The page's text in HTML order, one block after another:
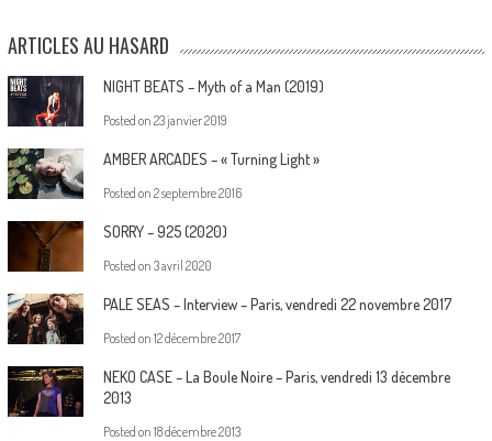
ARTICLES AU HASARD
NIGHT BEATS – Myth of a Man (2019)
Posted on 23 janvier 2019
AMBER ARCADES – « Turning Light »
Posted on 2 septembre 2016
SORRY – 925 (2020)
Posted on 3 avril 2020
PALE SEAS – Interview – Paris, vendredi 22 novembre 2017
Posted on 12 décembre 2017
NEKO CASE – La Boule Noire – Paris, vendredi 13 décembre
2013
Posted on 18 décembre 2013